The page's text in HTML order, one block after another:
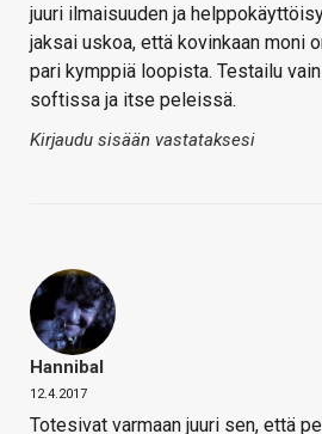
juuri ilmaisuuden ja
jaksai uskoa, että kovinkaan moni
pari kymppiä loopista. Testailu
softissa ja itse peleissä.
Kirjaudu sisään vastataksesi
Hannibal
12.4.2017
Totesivat varmaan juuri sen, että